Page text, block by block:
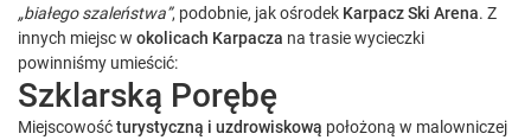
„białego szaleństwa”, podobnie, jak ośrodek Karpacz Ski Arena. Z
innych miejsc w okolicach Karpacza na trasie wycieczki
powinniśmy umieścić:
Szklarską Porębę
Miejscowośćturystyczną i uzdrowiskową położoną w malowniczej